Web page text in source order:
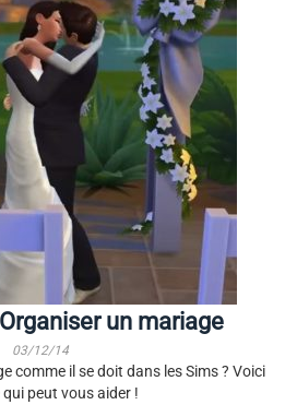
un mariage
03/12/14
comme il se doit dans les Sims ? Voici
qui peut vous aider !